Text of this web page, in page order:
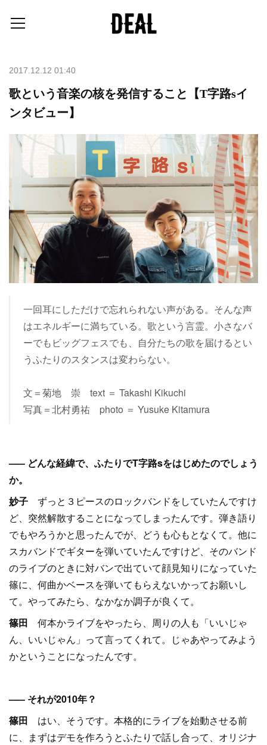
2017.12.12 01:40
歌という音楽の核を発信すること【T字路sイ
ンタビュー】
一回耳にしただけで忘れられない声がある。そんな声
はエネルギーに満ちている。歌という言霊。小さなバ
ーでもビッグフェスでも、自分たちの歌を届けるとい
うふたりのスタンスは変わらない。
文＝菊地 崇 text ＝ Takashi Kikuchi
写真＝北村勇祐 photo ＝ Yusuke Kitamura
––– どんな経緯で、ふたりでT字路sをはじめたのでしょう
か。
妙子 ずっと３ピースのロックバンドをしていたんですけ
ど、突然解散することになってしまったんです。弾き語り
でもやろうかと思ったんでが、どうも心もとなくて。他に
スカバンドでギターを弾いていたんですけど、そのバンド
のライブのときに対バンで出ていて顔見知りになっていた
篠に、何曲かベースを弾いてもらえないかってお願いし
て。やってみたら、なかなか調子が良くて。
篠田 何本かライブをやったら、周りの人も「いいじゃ
ん、いいじゃん」って言ってくれて。じゃあやってみよう
かということになったんです。
––– それが2010年？
篠田 はい、そうです。本格的にライブを始動させる前
に、まずはデモを作ろうとふたりで話し合って、オリジナ